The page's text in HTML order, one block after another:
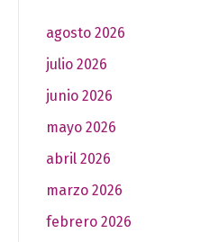
agosto 2026
julio 2026
junio 2026
mayo 2026
abril 2026
marzo 2026
febrero 2026